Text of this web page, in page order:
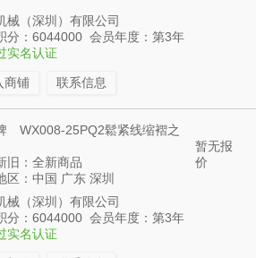
械（深圳）有限公司
分：6044000 会员年度：第3年
实名认证
商铺 联系信息
WX008-25PQ2鬆紧线缩褶之
旧：全新商品
区：中国 广东 深圳
暂无报
价
械（深圳）有限公司
分：6044000 会员年度：第3年
实名认证